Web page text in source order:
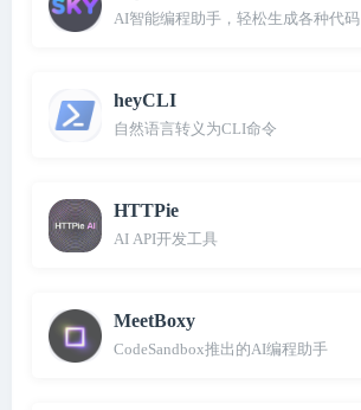
AI智能编程助手，轻松生成各种代码
heyCLI
自然语言转义为CLI命令
HTTPie
AI API开发工具
MeetBoxy
CodeSandbox推出的AI编程助手